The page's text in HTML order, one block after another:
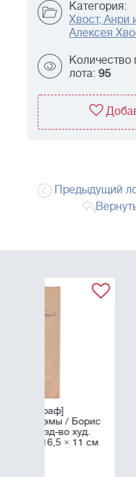
Категория:
Хвост, Анри
Алексея
Количество
лота: 95
Предыдущий
Ахматова,
1909-1957]
общей ред.
М.